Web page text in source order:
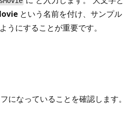
という名前を付け、サンプル
うにすることが重要です。
になっていることを確認します。